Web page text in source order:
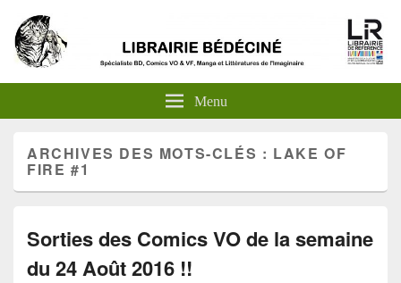
Menu
ARCHIVES DES MOTS-CLÉS : LAKE OF
FIRE #1
Sorties des Comics VO de la semaine
du 24 Août 2016 !!